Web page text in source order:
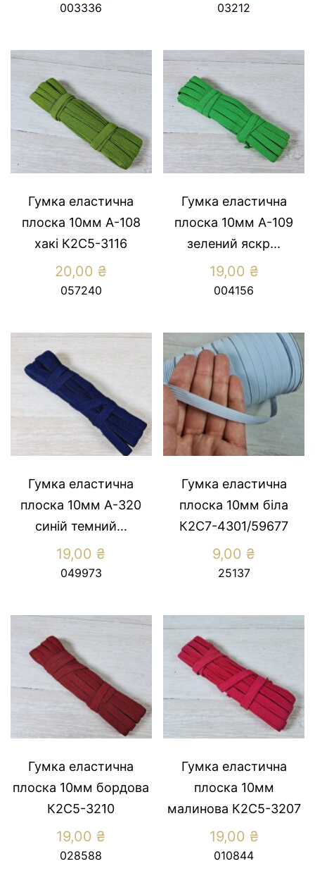
003336 03212
Гумка еластична
плоска 10мм А-108
хакі К2С5-3116
20,00 ₴
057240
Гумка еластична
плоска 10мм А-109
зелений яскр...
19,00 ₴
004156
Гумка еластична
плоска 10мм А-320
синiй темний...
19,00 ₴
049973
Гумка еластична
плоска 10мм біла
К2С7-4301/59677
9,00 ₴
25137
Гумка еластична
плоска 10мм бордова
К2С5-3210
19,00 ₴
028588
Гумка еластична
плоска 10мм
малинова К2С5-3207
19,00 ₴
010844